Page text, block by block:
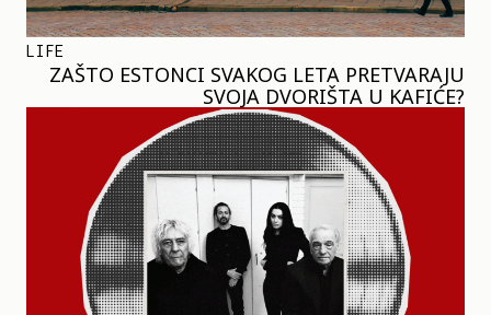
LIFE
ZAŠTO ESTONCI SVAKOG LETA PRETVARAJU
SVOJA DVORIŠTA U KAFIĆE?